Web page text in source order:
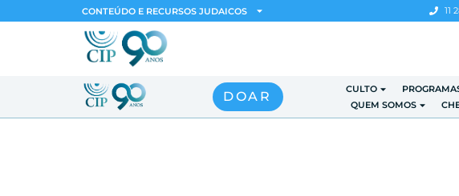
CONTEÚDO E RECURSOS JUDAICOS 11
DOAR CULTO
QUEM SOMOS